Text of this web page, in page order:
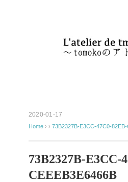
2020-01-17
Home › › 73B2327B-E3CC-47C0-
73B2327B-E3CC-
CEEEB3E6466B